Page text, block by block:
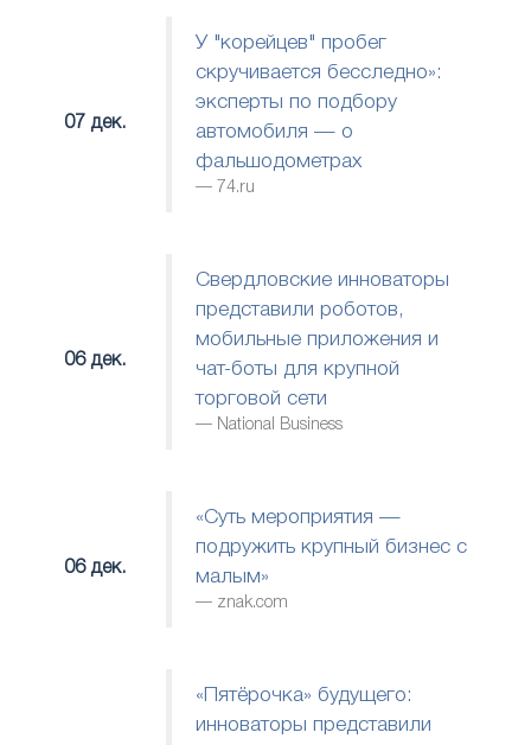
07 дек.
У "корейцев" пробег
скручивается бесследно»:
эксперты по подбору
автомобиля — о
фальшодометрах
74.ru
06 дек.
Свердловские инноваторы
представили роботов,
мобильные приложения и
чат-боты для крупной
торговой сети
National Business
06 дек.
«Суть мероприятия —
подружить крупный бизнес с
малым»
znak.com
«Пятёрочка» будущего:
инноваторы представили